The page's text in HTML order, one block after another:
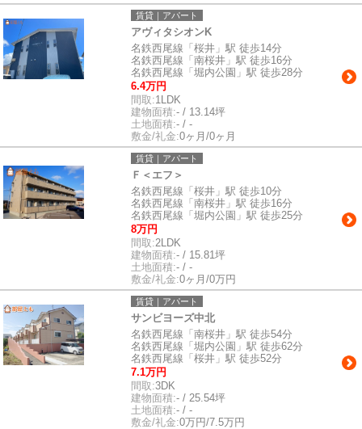
賃貸｜アパート
アヴィタシオンK
名鉄西尾線「桜井」駅 徒歩14分
名鉄西尾線「南桜井」駅 徒歩16分
名鉄西尾線「堀内公園」駅 徒歩28分
6.4万円
間取:1LDK
建物面積:- / 13.14坪
土地面積:- / -
敷金/礼金:0ヶ月/0ヶ月
賃貸｜アパート
Ｆ＜エフ＞
名鉄西尾線「桜井」駅 徒歩10分
名鉄西尾線「南桜井」駅 徒歩16分
名鉄西尾線「堀内公園」駅 徒歩25分
8万円
間取:2LDK
建物面積:- / 15.81坪
土地面積:- / -
敷金/礼金:0ヶ月/0万円
賃貸｜アパート
サンビヨーズ中北
名鉄西尾線「南桜井」駅 徒歩54分
名鉄西尾線「堀内公園」駅 徒歩62分
名鉄西尾線「桜井」駅 徒歩52分
7.1万円
間取:3DK
建物面積:- / 25.54坪
土地面積:- / -
敷金/礼金:0万円/7.5万円